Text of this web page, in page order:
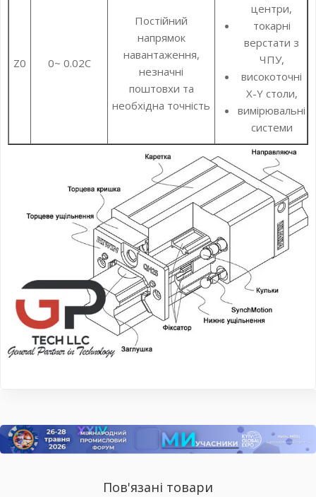
Z0 0~ 0.02C
Постійний
напрямок
навантаження,
незначні
поштовхи та
необхідна точність
центри,
токарні
верстати з
ЧПУ,
високоточні
X-Y столи,
вимірювальні
системи
Пов'язані товари